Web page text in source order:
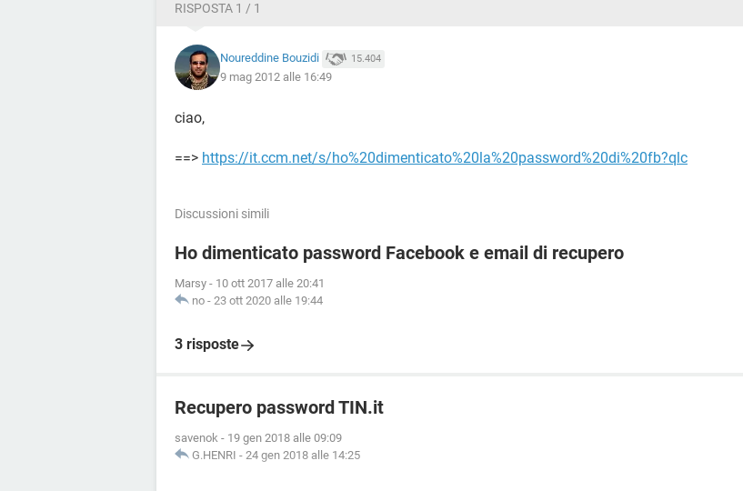
RISPOSTA 1 / 1
Noureddine Bouzidi 15.404
9 mag 2012 alle 16:49
ciao,
==> https://it.ccm.net/s/ho%20dimenticato%20la%20password%20di%20fb?qlc
Discussioni simili
Ho dimenticato password Facebook e email di recupero
Marsy - 10 ott 2017 alle 20:41
no - 23 ott 2020 alle 19:44
3 risposte
Recupero password TIN.it
savenok - 19 gen 2018 alle 09:09
G.HENRI - 24 gen 2018 alle 14:25